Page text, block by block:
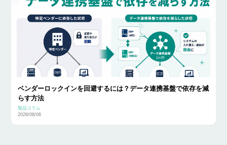
ベンダーロックインを回避するには？データ連携基盤で依存を減
らす方法
製品コラム
2026/08/06